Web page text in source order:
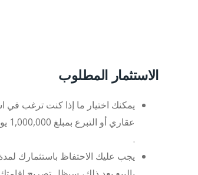
الاستثمار المطلوب
عقاري أو التبرع بمبلغ 1,000,000 يورو إلى جامعة هنغارية
.
يجب عليك الاحتفاظ باستثمارك